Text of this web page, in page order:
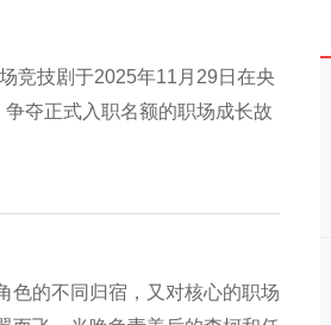
竞技剧于2025年11月29日在央
夺正式入职名额的职场成长故
色的不同归宿，又对核心的职场